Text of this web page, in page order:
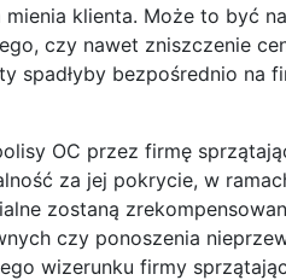
mienia klienta. Może to być
czy nawet zniszczenie
spadłyby bezpośrednio na
OC przez firmę
za jej pokrycie, w
zostaną
czy ponoszenia
wizerunku firmy